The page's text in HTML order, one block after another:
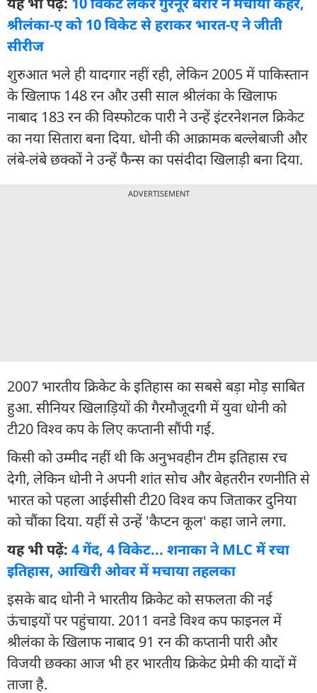
श्रीलंका-ए को 10 विकेट से हराकर भारत-ए ने जीती
सीरीज
शुरुआत भले ही यादगार नहीं रही, लेकिन 2005 में पाकिस्तान
के खिलाफ 148 रन और उसी साल श्रीलंका के खिलाफ
नाबाद 183 रन की विस्फोटक पारी ने उन्हें इंटरनेशनल क्रिकेट
का नया सितारा बना दिया. धोनी की आक्रामक बल्लेबाजी और
लंबे-लंबे छक्कों ने उन्हें फैन्स का पसंदीदा खिलाड़ी बना दिया.
ADVERTISEMENT
2007 भारतीय क्रिकेट के इतिहास का सबसे बड़ा मोड़ साबित
हुआ. सीनियर खिलाड़ियों की गैरमौजूदगी में युवा धोनी को
टी20 विश्व कप के लिए कप्तानी सौंपी गई.
किसी को उम्मीद नहीं थी कि अनुभवहीन टीम इतिहास रच
देगी, लेकिन धोनी ने अपनी शांत सोच और बेहतरीन रणनीति से
भारत को पहला आईसीसी टी20 विश्व कप जिताकर दुनिया
को चौंका दिया. यहीं से उन्हें 'कैप्टन कूल' कहा जाने लगा.
यह भी पढ़ें: 4 गेंद, 4 विकेट... शनाका ने MLC में रचा
इतिहास, आखिरी ओवर में मचाया तहलका
इसके बाद धोनी ने भारतीय क्रिकेट को सफलता की नई
ऊंचाइयों पर पहुंचाया. 2011 वनडे विश्व कप फाइनल में
श्रीलंका के खिलाफ नाबाद 91 रन की कप्तानी पारी और
विजयी छक्का आज भी हर भारतीय क्रिकेट प्रेमी की यादों में
ताजा है.